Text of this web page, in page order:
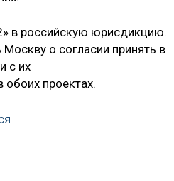
в российскую юрисдикцию.
о согласии принять в
с их
проектах.